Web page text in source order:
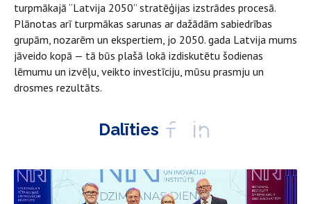
turpmākajā “Latvija 2050” stratēģijas izstrādes procesā.
Plānotas arī turpmākas sarunas ar dažādām sabiedrības
grupām, nozarēm un ekspertiem, jo 2050. gada Latvija mums
jāveido kopā — tā būs plašā lokā izdiskutētu šodienas
lēmumu un izvēļu, veikto investīciju, mūsu prasmju un
drosmes rezultāts.
Dalīties